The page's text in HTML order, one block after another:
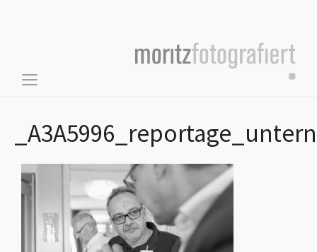
Toggle
navigation